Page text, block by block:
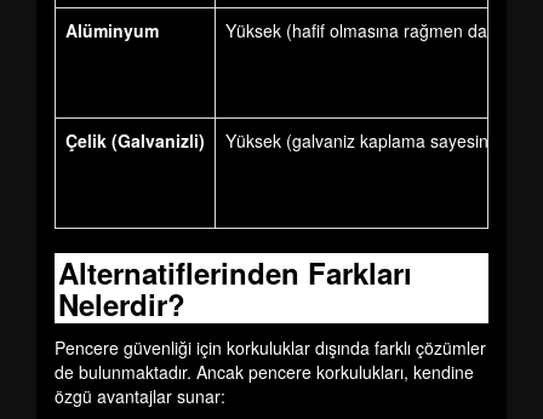
Alüminyum Yüksek (hafif olmasına rağmen dayanıklı)
Çelik (Galvanizli) Yüksek (galvaniz kaplama sayesinde
Alternatiflerinden Farkları
Nelerdir?
Pencere güvenliği için korkuluklar dışında farklı çözümler
de bulunmaktadır. Ancak pencere korkulukları, kendine
özgü avantajlar sunar: